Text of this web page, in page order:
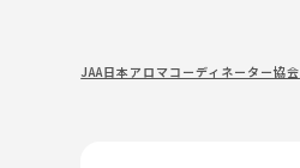
JAA日本アロマコーディネーター協会